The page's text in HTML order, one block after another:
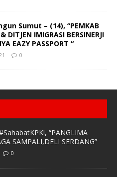
Sumut – (14), “PEMKAB
DITJEN IMIGRASI BERSINERJI
EAZY PASSPORT “
0
“PANGLIMA
SAMPALI,DELI SERDANG”
0